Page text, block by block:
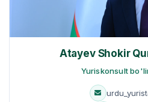
Atayev Shokir
Yuriskonsult